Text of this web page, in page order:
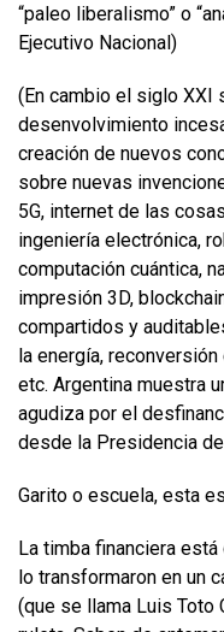
“paleo liberalismo” o
Ejecutivo Nacional)
(En cambio el siglo XXI
desenvolvimiento
creación de nuevos
sobre nuevas
5G, internet de las
ingeniería electrónica,
computación cuántica,
impresión 3D,
compartidos y
la energía,
etc. Argentina muestra
agudiza por el
desde la Presidencia
Garito o escuela, esta
La timba financiera
lo transformaron en un
(que se llama Luis Toto